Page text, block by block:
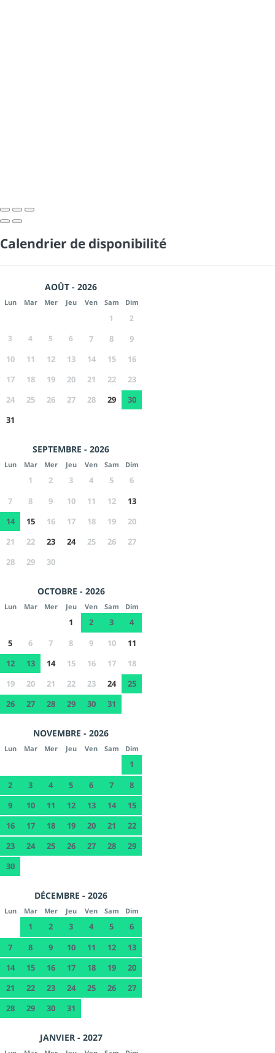
Calendrier de disponibilité
AOÛT - 2026
Lun Mar Mer Jeu Ven Sam Dim
1
2
3
4 5 6 7 8
9
10
11 12 13 14 15
16
17
18 19 20 21 22
23
24
25 26 27 28 29
30
31
SEPTEMBRE - 2026
Lun Mar Mer Jeu Ven Sam Dim
1 2 3 4 5
6
7
8 9 10 11 12
13
14
15 16 17 18 19
20
21
22 23 24 25 26
27
28
29 30
OCTOBRE - 2026
Lun Mar Mer Jeu Ven Sam Dim
1 2 3
4
5
6 7 8 9 10
11
12
13 14 15 16 17
18
19
20 21 22 23 24
25
26
27 28 29 30 31
NOVEMBRE - 2026
Lun Mar Mer Jeu Ven Sam Dim
1
2
3 4 5 6 7
8
9
10 11 12 13 14
15
16
17 18 19 20 21
22
23
24 25 26 27 28
29
30
DÉCEMBRE - 2026
Lun Mar Mer Jeu Ven Sam Dim
1 2 3 4 5
6
7
8 9 10 11 12
13
14
15 16 17 18 19
20
21
22 23 24 25 26
27
28
29 30 31
JANVIER - 2027